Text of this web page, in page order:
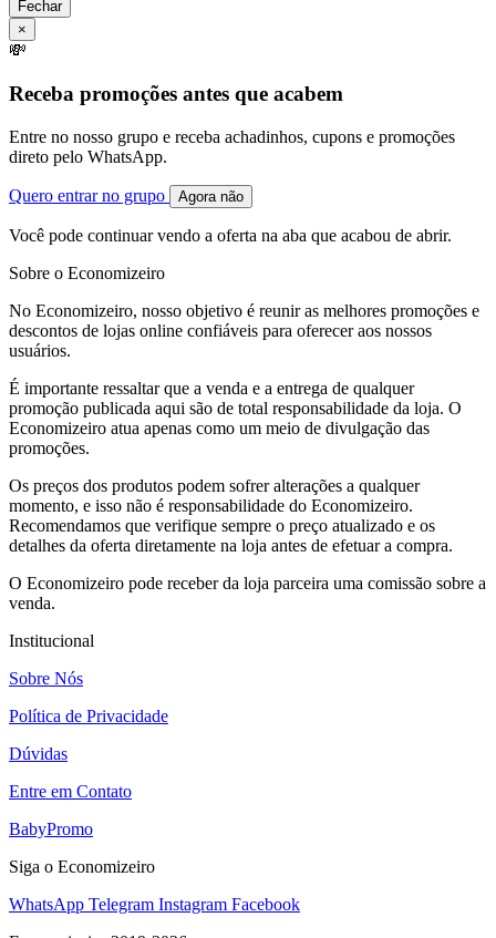
Fechar
×
💸
Receba promoções antes que acabem
Entre no nosso grupo e receba achadinhos, cupons e promoções
direto pelo WhatsApp.
Quero entrar no grupo Agora não
Você pode continuar vendo a oferta na aba que acabou de abrir.
Sobre o Economizeiro
No Economizeiro, nosso objetivo é reunir as melhores promoções e
descontos de lojas online confiáveis para oferecer aos nossos
usuários.
É importante ressaltar que a venda e a entrega de qualquer
promoção publicada aqui são de total responsabilidade da loja. O
Economizeiro atua apenas como um meio de divulgação das
promoções.
Os preços dos produtos podem sofrer alterações a qualquer
momento, e isso não é responsabilidade do Economizeiro.
Recomendamos que verifique sempre o preço atualizado e os
detalhes da oferta diretamente na loja antes de efetuar a compra.
O Economizeiro pode receber da loja parceira uma comissão sobre a
venda.
Institucional
Sobre Nós
Política de Privacidade
Dúvidas
Entre em Contato
BabyPromo
Siga o Economizeiro
WhatsApp Telegram Instagram Facebook